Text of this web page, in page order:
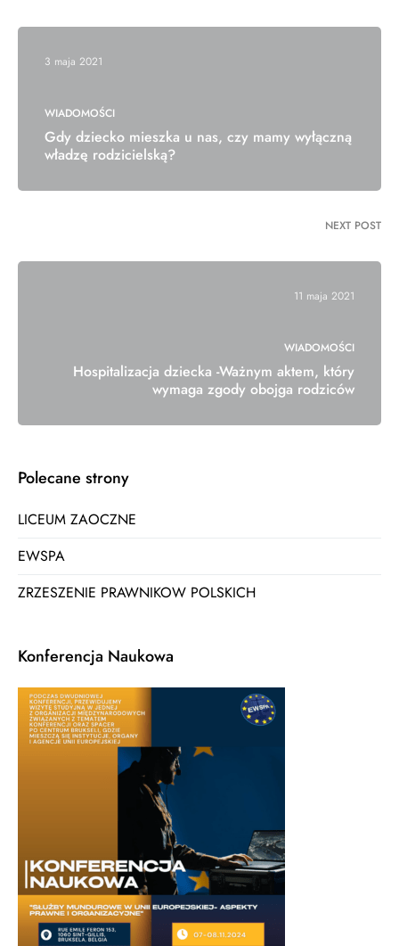
3 maja 2021
WIADOMOŚCI
Gdy dziecko mieszka u nas, czy mamy wyłączną
władzę rodzicielską?
NEXT POST
11 maja 2021
WIADOMOŚCI
Hospitalizacja dziecka -Ważnym aktem, który
wymaga zgody obojga rodziców
Polecane strony
LICEUM ZAOCZNE
EWSPA
ZRZESZENIE PRAWNIKOW POLSKICH
Konferencja Naukowa